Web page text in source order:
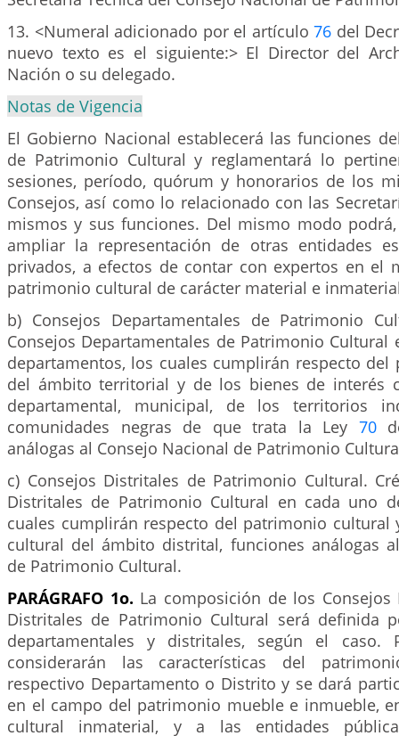
13. <Numeral adicionado por el artículo 76 del
nuevo texto es el siguiente:> El Director del
Nación o su delegado.
Notas de Vigencia
El Gobierno Nacional establecerá las funciones
de Patrimonio Cultural y reglamentará lo
sesiones, período, quórum y honorarios de los
Consejos, así como lo relacionado con las
mismos y sus funciones. Del mismo modo
ampliar la representación de otras entidades
privados, a efectos de contar con expertos en el
patrimonio cultural de carácter material e
b) Consejos Departamentales de Patrimonio
Consejos Departamentales de Patrimonio Cultural
departamentos, los cuales cumplirán respecto
del ámbito territorial y de los bienes de interés
departamental, municipal, de los territorios
comunidades negras de que trata la Ley 70
análogas al Consejo Nacional de Patrimonio
c) Consejos Distritales de Patrimonio Cultural.
Distritales de Patrimonio Cultural en cada uno
cuales cumplirán respecto del patrimonio cultural
cultural del ámbito distrital, funciones análogas
de Patrimonio Cultural.
PARÁGRAFO 1o. La composición de los Consejos
Distritales de Patrimonio Cultural será definida
departamentales y distritales, según el caso.
considerarán las características del
respectivo Departamento o Distrito y se dará
en el campo del patrimonio mueble e inmueble,
cultural inmaterial, y a las entidades